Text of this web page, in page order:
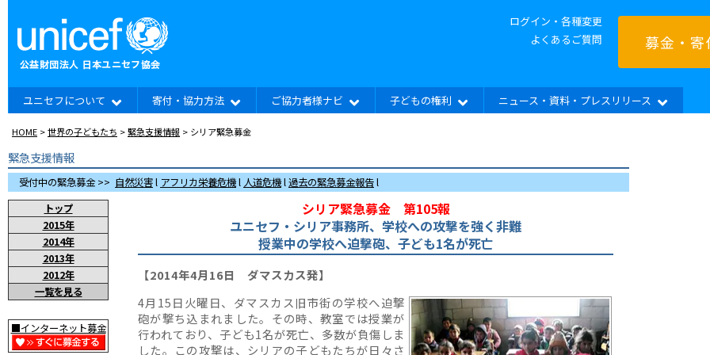
ログイン・各種変更
よくあるご質問
募金・寄
ユニセフについて 寄付・協力方法 ご協力者様ナビ 子どもの権利 ニュース・資料・プレスリリース
HOME >世界の子どもたち >緊急支援情報 > シリア緊急募金
緊急支援情報
受付中の緊急募金 >> 自然災害l アフリカ栄養危機l 人道危機l過去の緊急募金報告l
トップ
2015年
2014年
2013年
2012年
一覧を見る
■インターネット募金
シリア緊急募金 第105報
ユニセフ・シリア事務所、学校への攻撃を強く非難
授業中の学校へ迫撃砲、子ども1名が死亡
【2014年4月16日 ダマスカス発】
4月15日火曜日、ダマスカス旧市街の学校へ迫撃
砲が撃ち込まれました。その時、教室では授業が
行われており、子ども1名が死亡、多数が負傷しま
した。この攻撃は、シリアの子どもたちが日々さ